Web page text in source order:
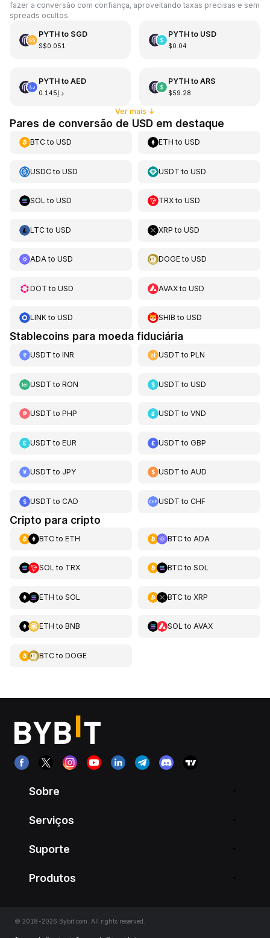
fazer a conversão com confiança, aproveitando taxas precisas e sem
spreads ocultos.
PYTHto SGD
S$0.051
PYTHto USD
$0.04
PYTHto AED
د.إ0.145
PYTHto ARS
$59.28
Ver mais ↓
Pares de conversão de USD em destaque
BTCto USD ETH toUSD
USDCto USD USDT toUSD
SOL to USD TRXtoUSD
LTCto USD XRP toUSD
ADAto USD DOGEtoUSD
DOT to USD AVAXtoUSD
LINKto USD SHIB toUSD
Stablecoins para moeda fiduciária
USDT to INR USDT toPLN
USDT to RON USDT toUSD
USDT to PHP USDT toVND
USDT to EUR USDT toGBP
USDT to JPY USDT toAUD
USDT to CAD USDT toCHF
Cripto para cripto
BTCto ETH BTCto ADA
SOL to TRX BTCto SOL
ETH to SOL BTCto XRP
ETH to BNB SOL to AVAX
BTCto DOGE
Sobre
Serviços
Suporte
Produtos
© 2018-2026 Bybit.com. All rights reserved.